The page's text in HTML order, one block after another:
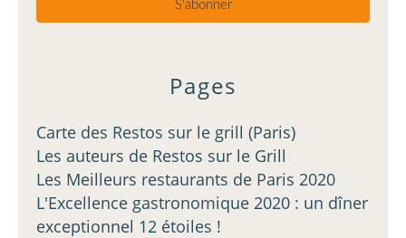
Pages
Carte des Restos sur le grill (Paris)
Les auteurs de Restos sur le Grill
Les Meilleurs restaurants de Paris 2020
L'Excellence gastronomique 2020 : un dîner
exceptionnel 12 étoiles !